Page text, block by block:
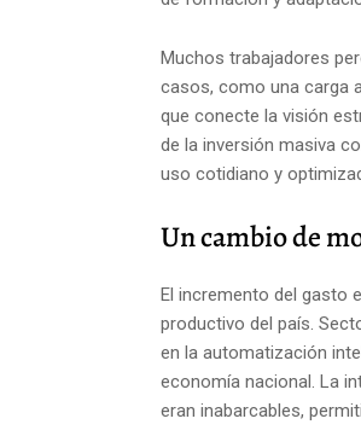
Muchos trabajadores
casos, como una carga
que conecte la visión
de la inversión masiva
uso cotidiano y
Un cambio de
El incremento del gasto
productivo del país.
en la automatización
economía nacional. La
eran inabarcables,